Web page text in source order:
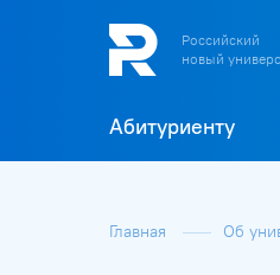
Российский
новый
Абитуриенту
Главная Об